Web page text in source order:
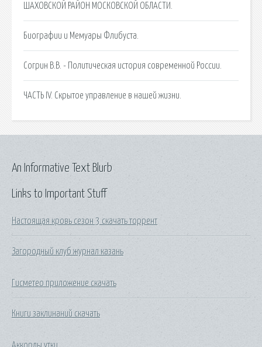
ШАХОВСКОЙ РАЙОН МОСКОВСКОЙ ОБЛАСТИ.
Биографии и Мемуары Флибуста.
Согрин В.В. - Политическая история современной России.
ЧАСТЬ IV. Скрытое управление в нашей жизни.
Links to Important Stuff
Настоящая кровь сезон 3 скачать торрент
Загородный клуб журнал казань
Гисметео приложение скачать
Книги заклинаний скачать
Аккорды утки
An Informative Text Blurb